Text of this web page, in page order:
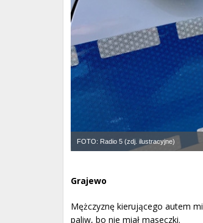
FOTO: Radio 5 (zdj. ilustracyjne)
Grajewo
Mężczyznę kierującego autem
paliw, bo nie miał maseczki.